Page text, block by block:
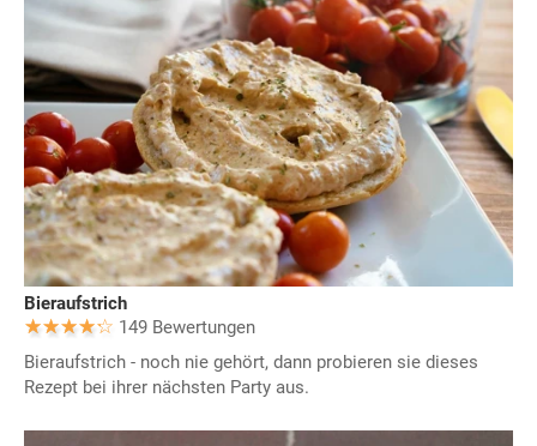
Bieraufstrich
149 Bewertungen
Bieraufstrich - noch nie gehört, dann probieren sie dieses
Rezept bei ihrer nächsten Party aus.